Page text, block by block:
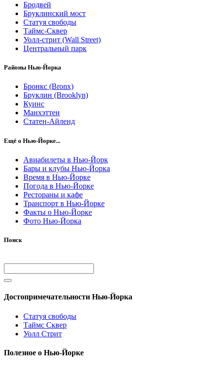
Бродвей
Бруклинский мост
Статуя свободы
Таймс-Сквер
Уолл-стрит (Wall Street)
Центральный парк
Районы Нью-Йорка
Бронкс (Bronx)
Бруклин (Brooklyn)
Куинс
Манхэттен
Статен-Айленд
Ещё о Нью-Йорке...
Авиабилеты в Нью-Йорк
Бары и клубы Нью-Йорка
Время в Нью-Йорке
Погода в Нью-Йорке
Рестораны и кафе
Транспорт в Нью-Йорке
Факты о Нью-Йорке
Фото Нью-Йорка
Поиск
Достопримечательности Нью-Йорка
Статуя свободы
Таймс Сквер
Уолл Стрит
Полезное о Нью-Йорке